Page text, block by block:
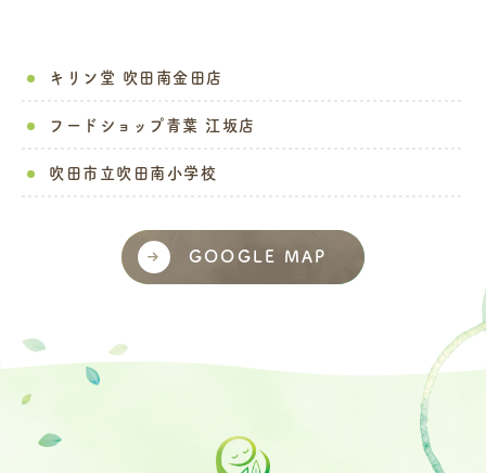
キリン堂 吹田南金田店
フードショップ青葉 江坂店
吹田市立吹田南小学校
GOOGLE MAP